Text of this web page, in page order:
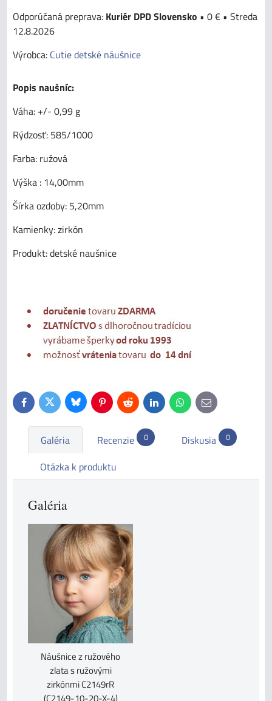
Kuriér DPD Slovensko • 0 € • Streda
12.8.2026
Výrobca: Cutie detské náušnice
Popis naušníc:
Váha: +/- 0,99 g
Rýdzosť: 585/1000
Farba: ružová
Výška : 14,00mm
Šírka ozdoby: 5,20mm
Kamienky: zirkón
Produkt: detské naušnice
FacebookTwitterBlueskyPinterestReddit LinkedInWhatsApp
E-
mail
Galéria Recenzie 0 Diskusia 0
Otázka k produktu
Galéria
Náušnice z ružového
zlata s ružovými
zirkónmi C2149rR
(C2149-10-20-X-4)